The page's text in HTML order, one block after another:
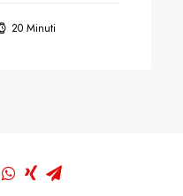
20 Minuti